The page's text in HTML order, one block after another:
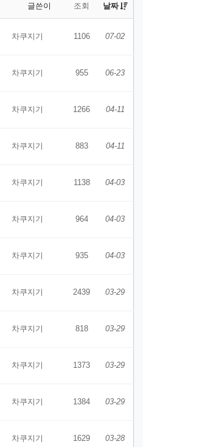
글쓴이 조회 날짜
차쿠지기 1106 07-02
차쿠지기 955 06-23
차쿠지기 1266 04-11
차쿠지기 883 04-11
차쿠지기 1138 04-03
차쿠지기 964 04-03
차쿠지기 935 04-03
차쿠지기 2439 03-29
차쿠지기 818 03-29
차쿠지기 1373 03-29
차쿠지기 1384 03-29
차쿠지기 1629 03-28